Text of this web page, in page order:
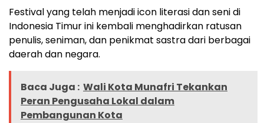
Festival yang telah menjadi icon literasi dan seni di
Indonesia Timur ini kembali menghadirkan ratusan
penulis, seniman, dan penikmat sastra dari berbagai
daerah dan negara.
Baca Juga : Wali Kota Munafri Tekankan
Peran Pengusaha Lokal dalam
Pembangunan Kota